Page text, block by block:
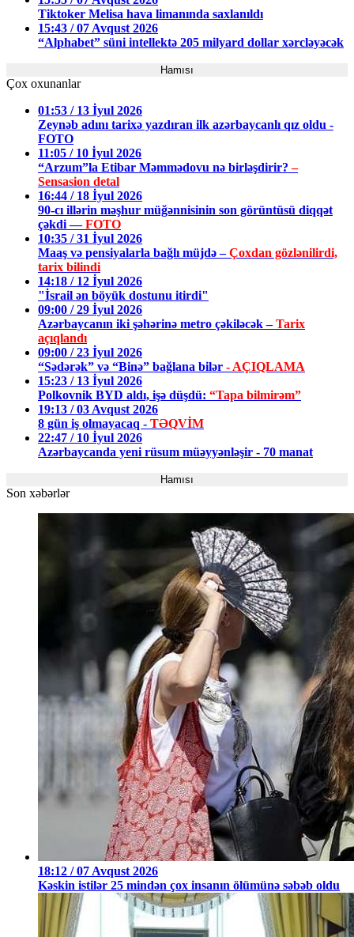
Tiktoker Melisa hava limanında saxlanıldı
15:43 / 07 Avqust 2026
“Alphabet” süni intellektə 205 milyard dollar xərcləyəcək
Hamısı
Çox oxunanlar
01:53 / 13 İyul 2026
Zeynəb adını tarixə yazdıran ilk azərbaycanlı qız oldu -
FOTO
11:05 / 10 İyul 2026
“Arzum”la Etibar Məmmədovu nə birləşdirir?–
Sensasion detal
16:44 / 18 İyul 2026
90-cı illərin məşhur müğənnisinin son görüntüsü diqqət
çəkdi —FOTO
10:35 / 31 İyul 2026
Maaş və pensiyalarla bağlı müjdə –Çoxdan gözlənilirdi,
tarix bilindi
14:18 / 12 İyul 2026
"İsrail ən böyük dostunu itirdi"
09:00 / 29 İyul 2026
Azərbaycanın iki şəhərinə metro çəkiləcək –Tarix
açıqlandı
09:00 / 23 İyul 2026
“Sədərək” və “Binə” bağlana bilər - AÇIQLAMA
15:23 / 13 İyul 2026
Polkovnik BYD aldı, işə düşdü: “Tapa bilmirəm”
19:13 / 03 Avqust 2026
8 gün iş olmayacaq - TƏQVİM
22:47 / 10 İyul 2026
Azərbaycanda yeni rüsum müəyyənləşir - 70 manat
Hamısı
Son xəbərlər
18:12 / 07 Avqust 2026
Kəskin istilər 25 mindən çox insanın ölümünə səbəb oldu